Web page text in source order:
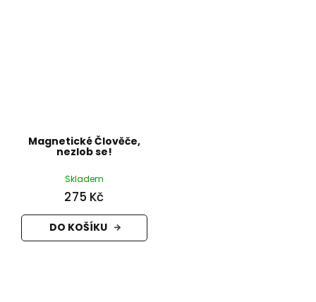
Magnetické Člověče,
nezlob se!
Skladem
275 Kč
DO KOŠÍKU